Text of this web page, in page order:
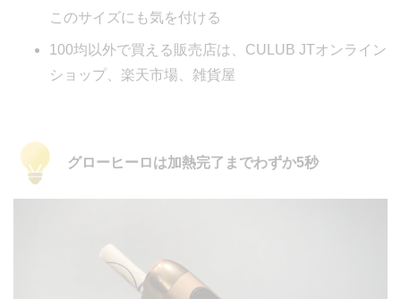
このサイズにも気を付ける
100均以外で買える販売店は、CULUB JTオンライン
ショップ、楽天市場、雑貨屋
グローヒーロは加熱完了までわずか5秒